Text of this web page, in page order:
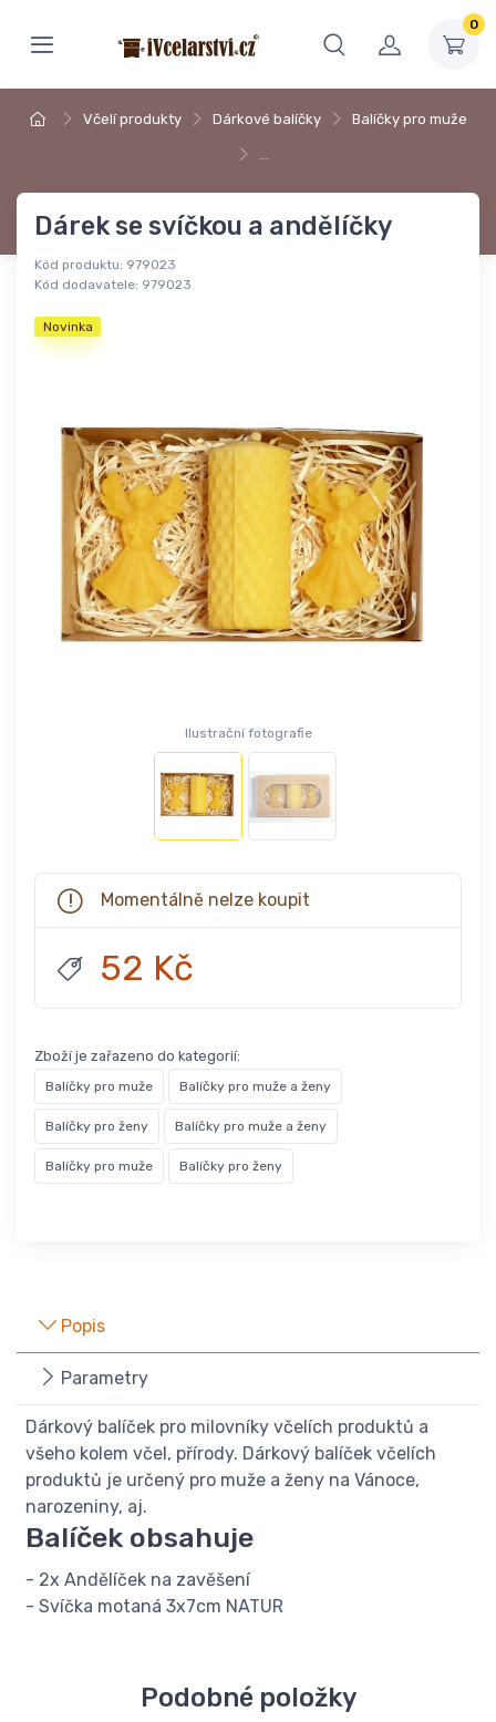
0
Včelí produkty Dárkové balíčky Balíčky pro muže
…
Dárek se svíčkou a andělíčky
Kód produktu: 979023
Kód dodavatele: 979023
Novinka
Ilustrační fotografie
Momentálně nelze koupit
52 Kč
Zboží je zařazeno do kategorií:
Balíčky pro muže Balíčky pro muže a ženy
Balíčky pro ženy Balíčky pro muže a ženy
Balíčky pro muže Balíčky pro ženy
Popis
Parametry
Dárkový balíček pro milovníky včelích produktů a
všeho kolem včel, přírody. Dárkový balíček včelích
produktů je určený pro muže a ženy na Vánoce,
narozeniny, aj.
Balíček obsahuje
- 2x Andělíček na zavěšení
- Svíčka motaná 3x7cm NATUR
Podobné položky